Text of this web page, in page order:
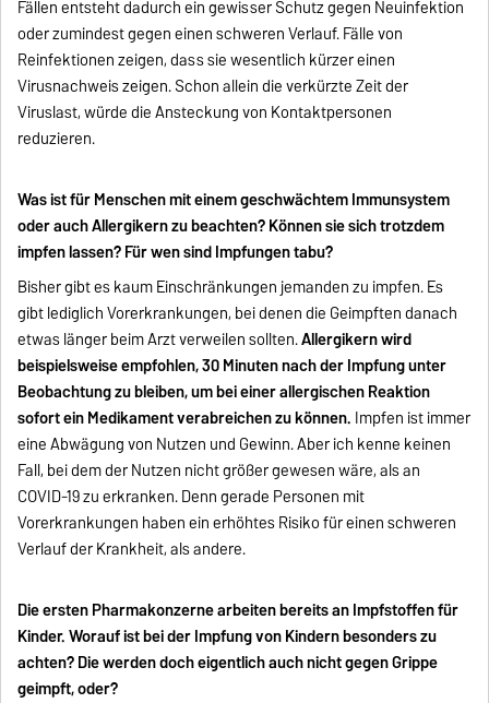
Fällen entsteht dadurch ein gewisser Schutz gegen Neuinfektion
oder zumindest gegen einen schweren Verlauf. Fälle von
Reinfektionen zeigen, dass sie wesentlich kürzer einen
Virusnachweis zeigen. Schon allein die verkürzte Zeit der
Viruslast, würde die Ansteckung von Kontaktpersonen
reduzieren.
Was ist für Menschen mit einem geschwächtem Immunsystem
oder auch Allergikern zu beachten? Können sie sich trotzdem
impfen lassen? Für wen sind Impfungen tabu?
Bisher gibt es kaum Einschränkungen jemanden zu impfen. Es
gibt lediglich Vorerkrankungen, bei denen die Geimpften danach
etwas länger beim Arzt verweilen sollten.Allergikern wird
beispielsweise empfohlen, 30 Minuten nach der Impfung unter
Beobachtung zu bleiben, um bei einer allergischen Reaktion
sofort ein Medikament verabreichen zu können. Impfen ist immer
eine Abwägung von Nutzen und Gewinn. Aber ich kenne keinen
Fall, bei dem der Nutzen nicht größer gewesen wäre, als an
COVID-19 zu erkranken. Denn gerade Personen mit
Vorerkrankungen haben ein erhöhtes Risiko für einen schweren
Verlauf der Krankheit, als andere.
Die ersten Pharmakonzerne arbeiten bereits an Impfstoffen für
Kinder. Worauf ist bei der Impfung von Kindern besonders zu
achten? Die werden doch eigentlich auch nicht gegen Grippe
geimpft, oder?